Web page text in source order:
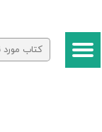
حساب کاربری من
تغییر گذر واژه